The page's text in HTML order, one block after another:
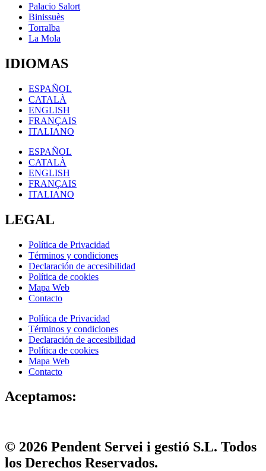
Palacio Salort
Binissuès
Torralba
La Mola
IDIOMAS
ESPAÑOL
CATALÀ
ENGLISH
FRANÇAIS
ITALIANO
ESPAÑOL
CATALÀ
ENGLISH
FRANÇAIS
ITALIANO
LEGAL
Política de Privacidad
Términos y condiciones
Declaración de accesibilidad
Política de cookies
Mapa Web
Contacto
Política de Privacidad
Términos y condiciones
Declaración de accesibilidad
Política de cookies
Mapa Web
Contacto
Aceptamos:
© 2026 Pendent Servei i gestió S.L. Todos
los Derechos Reservados.